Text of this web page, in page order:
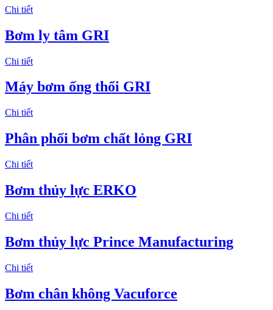
Chi tiết
Bơm ly tâm GRI
Chi tiết
Máy bơm ống thổi GRI
Chi tiết
Phân phối bơm chất lỏng GRI
Chi tiết
Bơm thủy lực ERKO
Chi tiết
Bơm thủy lực Prince Manufacturing
Chi tiết
Bơm chân không Vacuforce